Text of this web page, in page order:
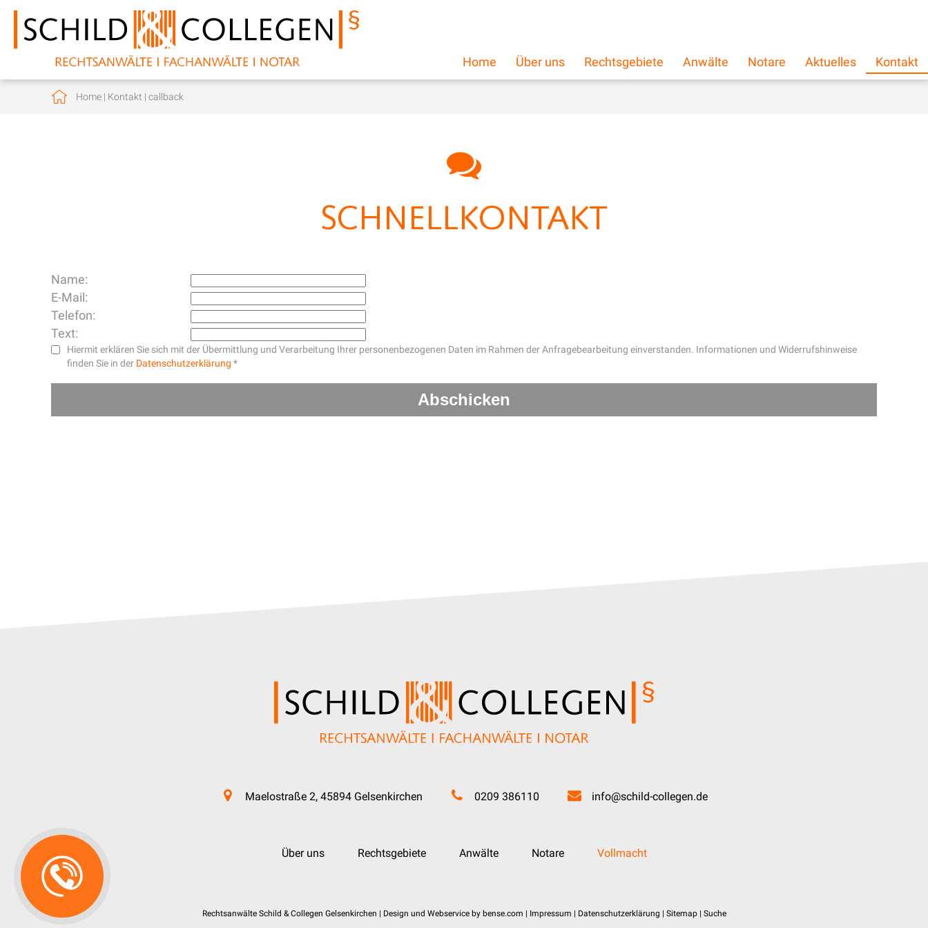
Home Über uns Rechtsgebiete Anwälte Notare Aktuelles Kontakt
Home| Kontakt | callback
SCHNELLKONTAKT
Name:
E-Mail:
Telefon:
Text:
Hiermit erklären Sie sich mit der Übermittlung und Verarbeitung Ihrer personenbezogenen Daten im Rahmen der Anfragebearbeitung einverstanden. Informationen und Widerrufshinweise
finden Sie in der Datenschutzerklärung *
Maelostraße 2, 45894 Gelsenkirchen 0209 386110 info@schild-collegen.de
Über uns Rechtsgebiete Anwälte Notare Vollmacht
Rechtsanwälte Schild & Collegen Gelsenkirchen | Design und Webservice by bense.com | Impressum | Datenschutzerklärung | Sitemap| Suche